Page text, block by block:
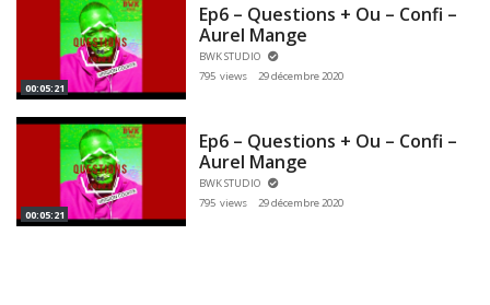
00:05:21
Ep6 – Questions + Ou – Confi –
Aurel Mange
BWK STUDIO
795 views
29 décembre 2020
00:05:21
Ep6 – Questions + Ou – Confi –
Aurel Mange
BWK STUDIO
795 views
29 décembre 2020